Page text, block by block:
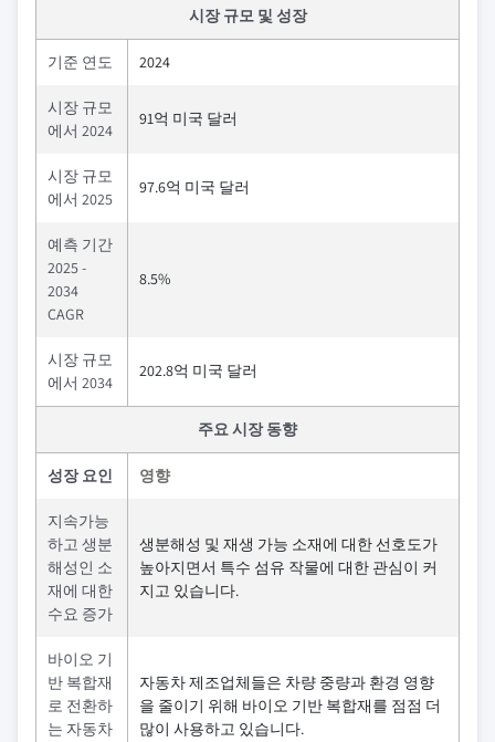
시장 규모 및 성장
기준 연도 2024
시장 규모
에서 2024
91억 미국 달러
시장 규모
에서 2025
97.6억 미국 달러
예측 기간
2025 -
2034
CAGR
8.5%
시장 규모
에서 2034
202.8억 미국 달러
주요 시장 동향
성장 요인 영향
지속가능
하고 생분
해성인 소
재에 대한
수요 증가
생분해성 및 재생 가능 소재에 대한 선호도가
높아지면서 특수 섬유 작물에 대한 관심이 커
지고 있습니다.
바이오 기
반 복합재
로 전환하
는 자동차
자동차 제조업체들은 차량 중량과 환경 영향
을 줄이기 위해 바이오 기반 복합재를 점점 더
많이 사용하고 있습니다.